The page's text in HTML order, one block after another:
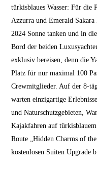
türkisblaues Wasser: Für die
Azzurra und Emerald
2024 Sonne tanken und in
Bord der beiden
exklusiv bereisen, denn die
Platz für nur maximal 100
Crewmitglieder. Auf der 8-
warten einzigartige
und Naturschutzgebieten,
Kajakfahren auf
Route „Hidden Charms of
kostenlosen Suiten Upgrade